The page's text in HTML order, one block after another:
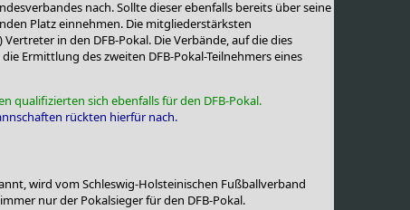
nach. Sollte dieser ebenfalls bereits über seine
Platz einnehmen. Die mitgliederstärksten
in den DFB-Pokal. Die Verbände, auf die dies
Ermittlung des zweiten DFB-Pokal-Teilnehmers eines
qualifizierten sich ebenfalls für den DFB-Pokal.
rückten hierfür nach.
wird vom Schleswig-Holsteinischen Fußballverband
nur der Pokalsieger für den DFB-Pokal.